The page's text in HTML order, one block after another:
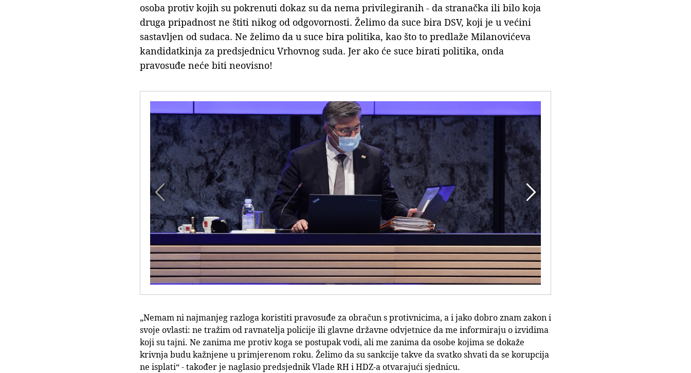
osoba protiv kojih su pokrenuti dokaz su da nema privilegiranih - da stranačka ili bilo koja
druga pripadnost ne štiti nikog od odgovornosti. Želimo da suce bira DSV, koji je u većini
sastavljen od sudaca. Ne želimo da u suce bira politika, kao što to predlaže Milanovićeva
kandidatkinja za predsjednicu Vrhovnog suda. Jer ako će suce birati politika, onda
pravosuđe neće biti neovisno!


„Nemam ni najmanjeg razloga koristiti pravosuđe za obračun s protivnicima, a i jako dobro znam zakon i
svoje ovlasti: ne tražim od ravnatelja policije ili glavne državne odvjetnice da me informiraju o izvidima
koji su tajni. Ne zanima me protiv koga se postupak vodi, ali me zanima da osobe kojima se dokaže
krivnja budu kažnjene u primjerenom roku. Želimo da su sankcije takve da svatko shvati da se korupcija
ne isplati“ - također je naglasio predsjednik Vlade RH i HDZ-a otvarajući sjednicu.